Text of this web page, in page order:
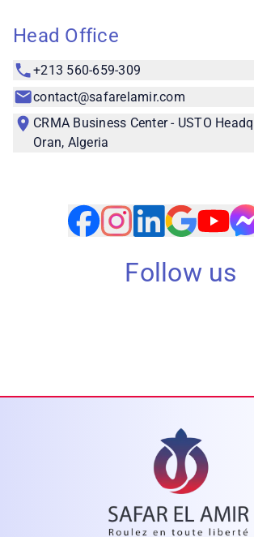
Head Office
+213 560-659-309
contact@safarelamir.com
CRMA Business Center - USTO
Oran, Algeria
Follow us